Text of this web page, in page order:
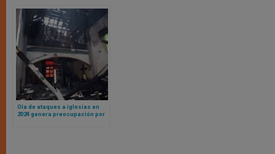
Ola de ataques a iglesias en
2024 genera preocupación por